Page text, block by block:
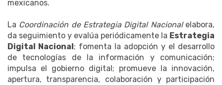
mexicanos.
La Coordinación de Estrategia Digital Nacionalelabora,
da seguimiento y evalúa periódicamente la Estrategia
Digital Nacional; fomenta la adopción y el desarrollo
de tecnologías de la información y comunicación;
impulsa el gobierno digital; promueve la innovación,
apertura, transparencia, colaboración y participación